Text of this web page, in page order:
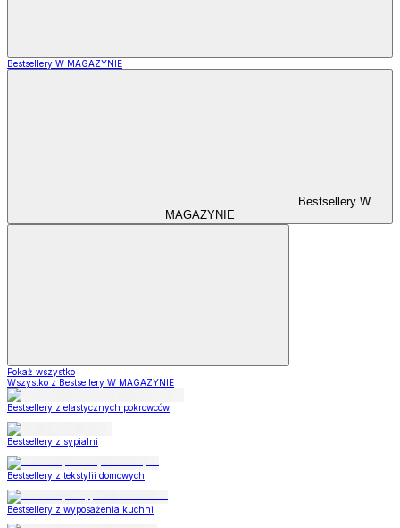
Bestsellery W MAGAZYNIE
Bestsellery W
MAGAZYNIE
Pokaż wszystko
Wszystko z Bestsellery W MAGAZYNIE
Bestsellery z elastycznych pokrowców
Bestsellery z sypialni
Bestsellery z tekstylii domowych
Bestsellery z wyposażenia kuchni